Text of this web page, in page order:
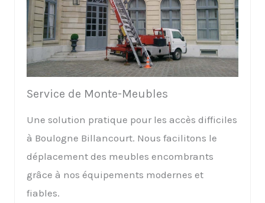
Service de Monte-Meubles
Une solution pratique pour les accès difficiles
à Boulogne Billancourt. Nous facilitons le
déplacement des meubles encombrants
grâce à nos équipements modernes et
fiables.